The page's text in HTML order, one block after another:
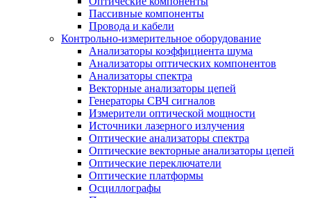
Пассивные компоненты
Провода и кабели
Контрольно-измерительное оборудование
Анализаторы коэффициента шума
Анализаторы оптических компонентов
Анализаторы спектра
Векторные анализаторы цепей
Генераторы СВЧ сигналов
Измерители оптической мощности
Источники лазерного излучения
Оптические анализаторы спектра
Оптические векторные анализаторы цепей
Оптические переключатели
Оптические платформы
Осциллографы